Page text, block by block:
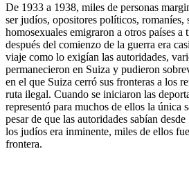
De 1933 a 1938, miles de personas
ser judíos, opositores políticos, romaníes,
homosexuales emigraron a otros países a
después del comienzo de la guerra era
viaje como lo exigían las autoridades,
permanecieron en Suiza y pudieron
en el que Suiza cerró sus fronteras a los
ruta ilegal. Cuando se iniciaron las
representó para muchos de ellos la única
pesar de que las autoridades sabían
los judíos era inminente, miles de ellos
frontera.